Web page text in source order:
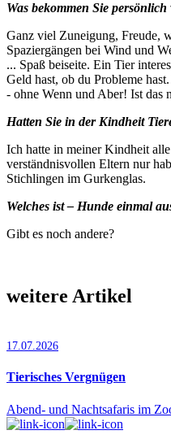
Was bekommen Sie
Ganz viel Zuneigung, Freude,
Spaziergängen bei Wind und
... Spaß beiseite. Ein Tier
Geld hast, ob du Probleme
- ohne Wenn und Aber! Ist das
Hatten Sie in der Kindheit
Ich hatte in meiner Kindheit
verständnisvollen Eltern nur
Stichlingen im Gurkenglas.
Welches ist – Hunde einmal
Gibt es noch andere?
weitere Artikel
17.07.2026
Tierisches Vergnügen
Abend- und Nachtsafaris im